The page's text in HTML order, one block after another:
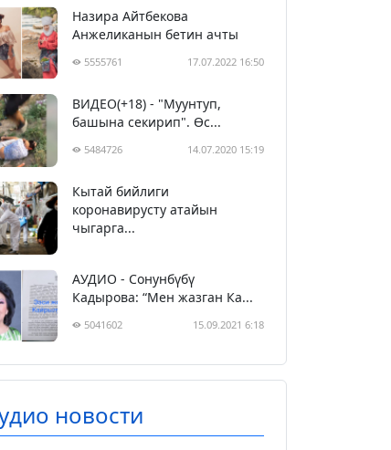
Назира Айтбекова
Анжеликанын бетин ачты
5555761 17.07.2022 16:50
ВИДЕО(+18) - "Муунтуп,
башына секирип". Өс...
5484726 14.07.2020 15:19
Кытай бийлиги
коронавирусту атайын
чыгарга...
АУДИО - Сонунбүбү
Кадырова: “Мен жазган Ка...
5041602 15.09.2021 6:18
новости